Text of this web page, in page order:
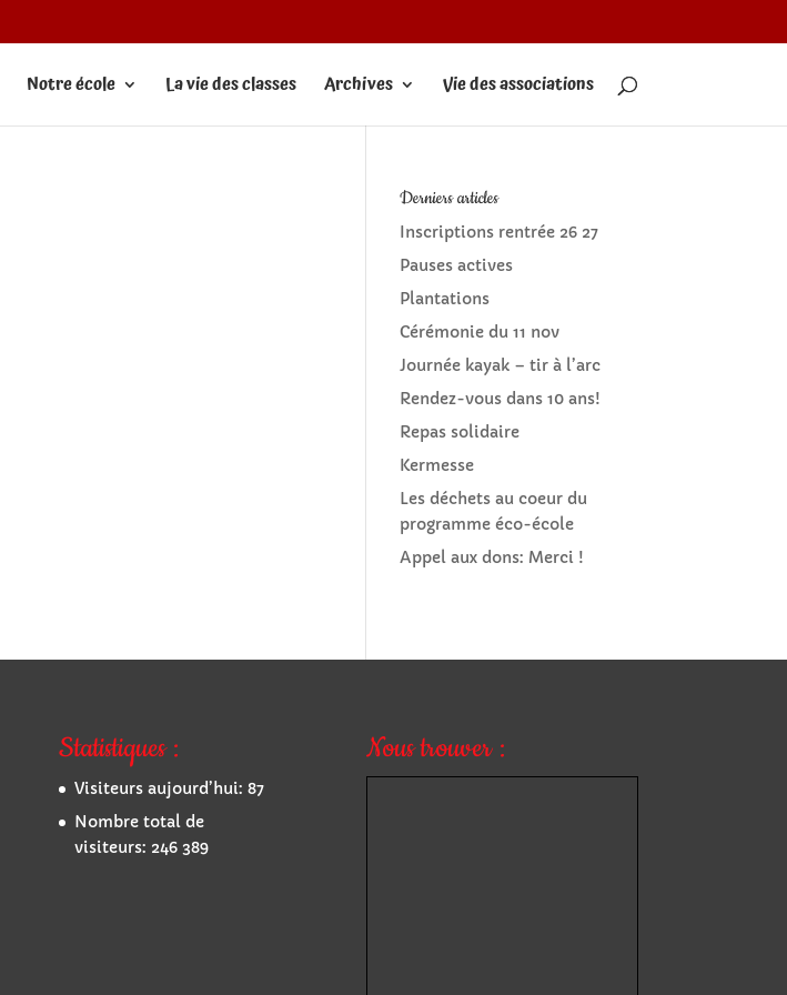
Notre école La vie des classes Archives Vie des associations
Derniers articles
Inscriptions rentrée 26 27
Pauses actives
Plantations
Cérémonie du 11 nov
Journée kayak – tir à l’arc
Rendez-vous dans 10 ans!
Repas solidaire
Kermesse
Les déchets au coeur du
programme éco-école
Appel aux dons: Merci !
Statistiques :
Visiteurs aujourd’hui:87
Nombre total de
visiteurs: 246 389
Nous trouver :